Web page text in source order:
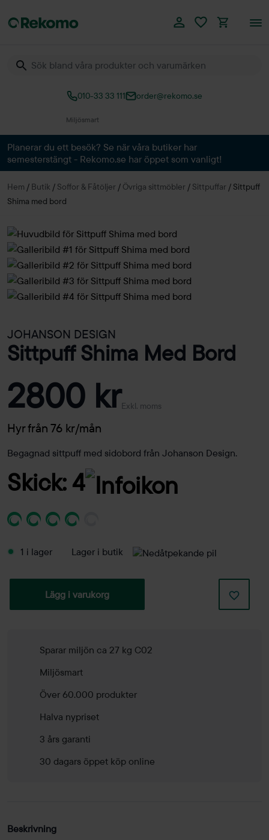
010-33 33 111 order@rekomo.se
Över 60.000 produkter
Planerar du ett besök? Se när våra butiker har
semesterstängt - Rekomo.se har öppet som vanligt!
Hem / Butik / Soffor & Fåtöljer / Övriga sittmöbler / Sittpuffar / Sittpuff
Shima med bord
JOHANSON DESIGN
Sittpuff Shima Med Bord
2800 krExkl. moms
Hyr från 76 kr/mån
Begagnad sittpuff med sidobord från Johanson Design.
Skick: 4
1 i lager Lager i butik
Lägg i varukorg
Sparar miljön ca 27 kg C02
Miljösmart
Över 60.000 produkter
Halva nypriset
3 års garanti
30 dagars öppet köp online
Beskrivning